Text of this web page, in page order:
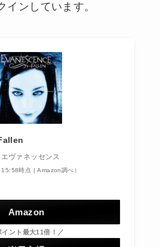
インしています。
ヴァネッセンス
時点 | Amazon調べ）
Amazon
イント最大11倍！／